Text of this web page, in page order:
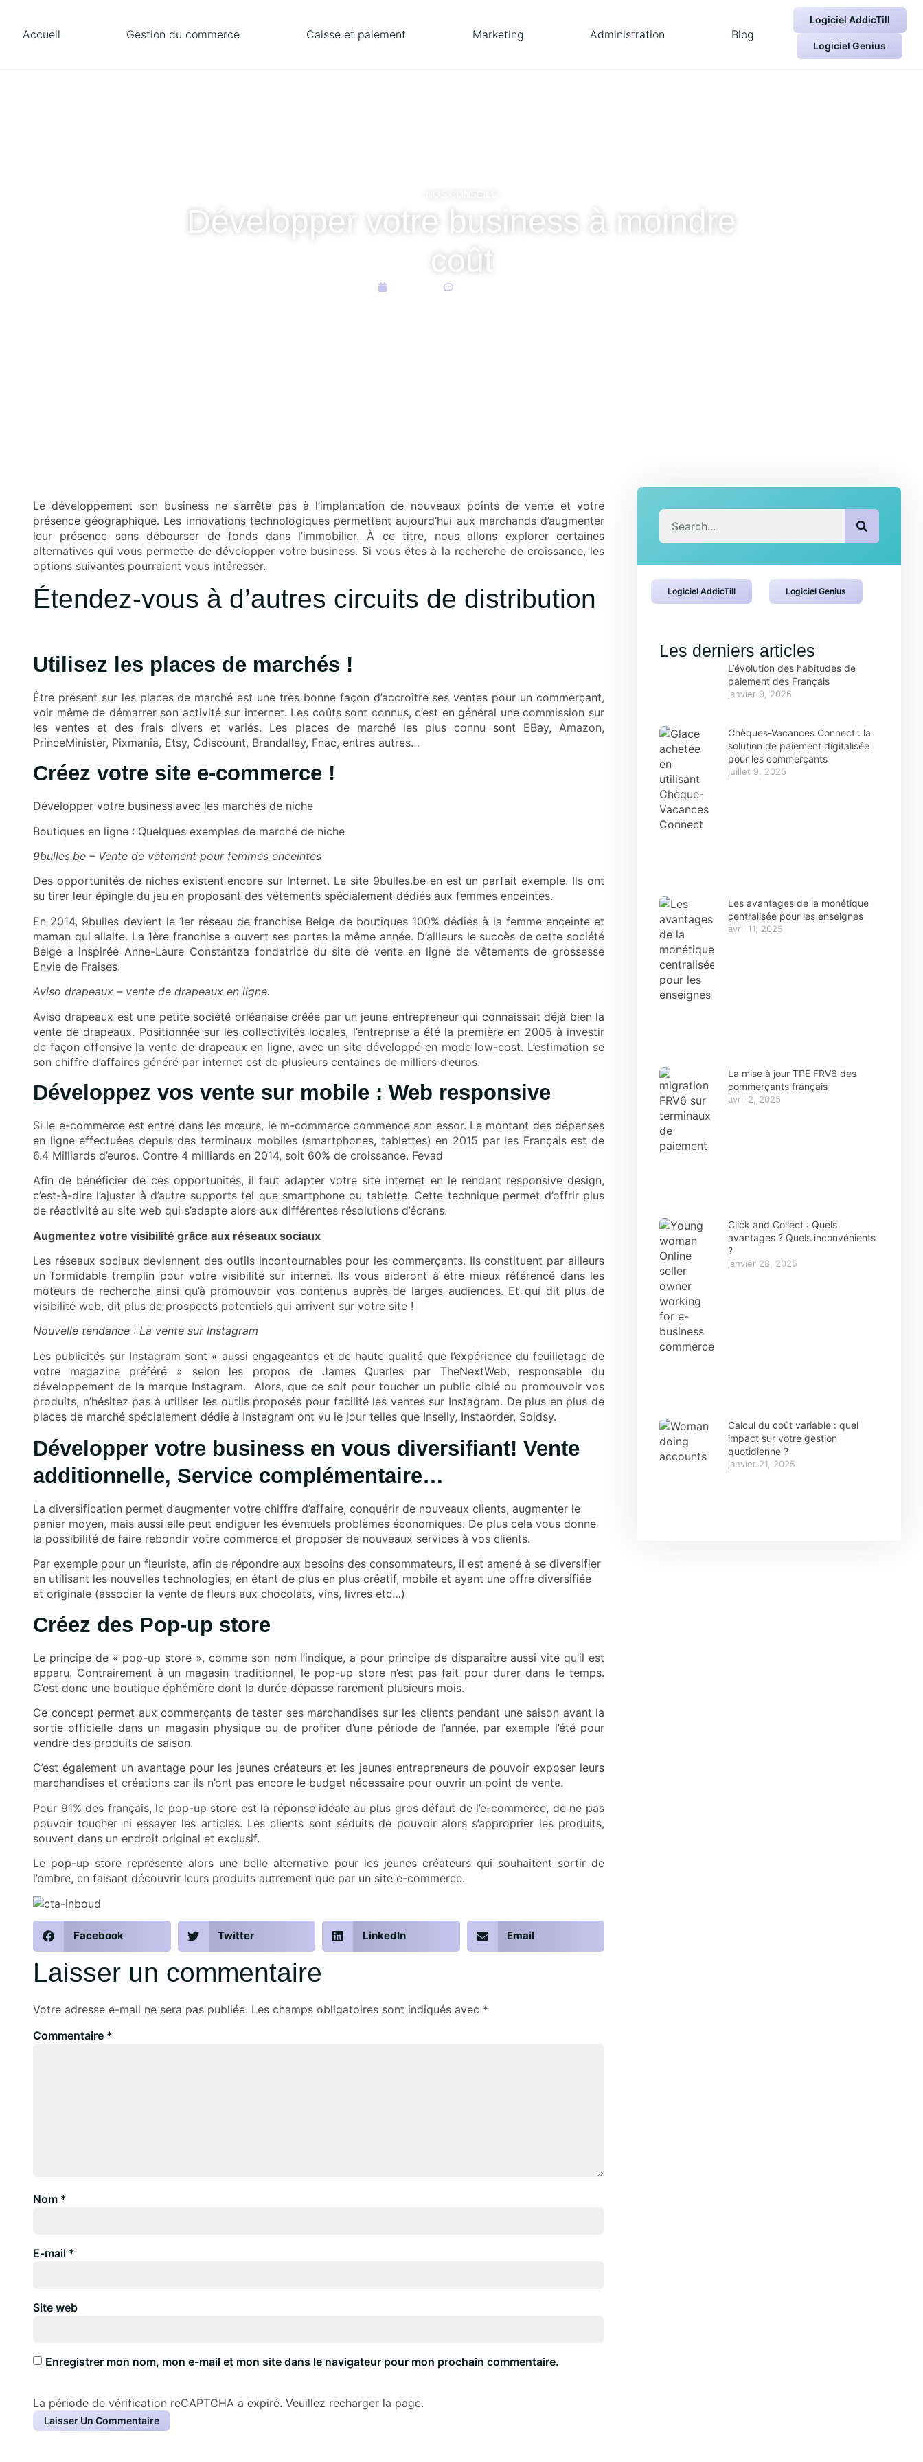
Accueil Gestion du commerce Caisse et paiement Marketing Administration Blog
Logiciel AddicTill
Logiciel Genius
Développer votre business à moindre
coût
Le développement son business ne s’arrête pas à l’implantation de nouveaux points de vente et votre
présence géographique. Les innovations technologiques permettent aujourd’hui aux marchands d’augmenter
leur présence sans débourser de fonds dans l’immobilier. À ce titre, nous allons explorer certaines
alternatives qui vous permette de développer votre business. Si vous êtes à la recherche de croissance, les
options suivantes pourraient vous intéresser.
Étendez-vous à d’autres circuits de distribution
Utilisez les places de marchés !
Être présent sur les places de marché est une très bonne façon d’accroître ses ventes pour un commerçant,
voir même de démarrer son activité sur internet. Les coûts sont connus, c’est en général une commission sur
les ventes et des frais divers et variés. Les places de marché les plus connu sont EBay, Amazon,
PrinceMinister, Pixmania, Etsy, Cdiscount, Brandalley, Fnac, entres autres…
Créez votre site e-commerce !
Développer votre business avec les marchés de niche
Boutiques en ligne : Quelques exemples de marché de niche
9bulles.be – Vente de vêtement pour femmes enceintes
Des opportunités de niches existent encore sur Internet. Le site 9bulles.be en est un parfait exemple. Ils ont
su tirer leur épingle du jeu en proposant des vêtements spécialement dédiés aux femmes enceintes.
En 2014, 9bulles devient le 1er réseau de franchise Belge de boutiques 100% dédiés à la femme enceinte et
maman qui allaite. La 1ère franchise a ouvert ses portes la même année. D’ailleurs le succès de cette société
Belge a inspirée Anne-Laure Constantza fondatrice du site de vente en ligne de vêtements de grossesse
Envie de Fraises.
Aviso drapeaux – vente de drapeaux en ligne.
Aviso drapeaux est une petite société orléanaise créée par un jeune entrepreneur qui connaissait déjà bien la
vente de drapeaux. Positionnée sur les collectivités locales, l’entreprise a été la première en 2005 à investir
de façon offensive la vente de drapeaux en ligne, avec un site développé en mode low-cost. L’estimation se
son chiffre d’affaires généré par internet est de plusieurs centaines de milliers d’euros.
Développez vos vente sur mobile : Web responsive
Si le e-commerce est entré dans les mœurs, le m-commerce commence son essor. Le montant des dépenses
en ligne effectuées depuis des terminaux mobiles (smartphones, tablettes) en 2015 par les Français est de
6.4 Milliards d’euros. Contre 4 milliards en 2014, soit 60% de croissance. Fevad
Afin de bénéficier de ces opportunités, il faut adapter votre site internet en le rendant responsive design,
c’est-à-dire l’ajuster à d’autre supports tel que smartphone ou tablette. Cette technique permet d’offrir plus
de réactivité au site web qui s’adapte alors aux différentes résolutions d’écrans.
Augmentez votre visibilité grâce aux réseaux sociaux
Les réseaux sociaux deviennent des outils incontournables pour les commerçants. Ils constituent par ailleurs
un formidable tremplin pour votre visibilité sur internet. Ils vous aideront à être mieux référencé dans les
moteurs de recherche ainsi qu’à promouvoir vos contenus auprès de larges audiences. Et qui dit plus de
visibilité web, dit plus de prospects potentiels qui arrivent sur votre site !
Nouvelle tendance : La vente sur Instagram
Les publicités sur Instagram sont « aussi engageantes et de haute qualité que l’expérience du feuilletage de
votre magazine préféré » selon les propos de James Quarles par TheNextWeb, responsable du
développement de la marque Instagram. Alors, que ce soit pour toucher un public ciblé ou promouvoir vos
produits, n’hésitez pas à utiliser les outils proposés pour facilité les ventes sur Instagram. De plus en plus de
places de marché spécialement dédie à Instagram ont vu le jour telles que Inselly, Instaorder, Soldsy.
Développer votre business en vous diversifiant! Vente
additionnelle, Service complémentaire…
La diversification permet d’augmenter votre chiffre d’affaire, conquérir de nouveaux clients, augmenter le
panier moyen, mais aussi elle peut endiguer les éventuels problèmes économiques. De plus cela vous donne
la possibilité de faire rebondir votre commerce et proposer de nouveaux services à vos clients.
Par exemple pour un fleuriste, afin de répondre aux besoins des consommateurs, il est amené à se diversifier
en utilisant les nouvelles technologies, en étant de plus en plus créatif, mobile et ayant une offre diversifiée
et originale (associer la vente de fleurs aux chocolats, vins, livres etc…)
Créez des Pop-up store
Le principe de « pop-up store », comme son nom l’indique, a pour principe de disparaître aussi vite qu’il est
apparu. Contrairement à un magasin traditionnel, le pop-up store n’est pas fait pour durer dans le temps.
C’est donc une boutique éphémère dont la durée dépasse rarement plusieurs mois.
Ce concept permet aux commerçants de tester ses marchandises sur les clients pendant une saison avant la
sortie officielle dans un magasin physique ou de profiter d’une période de l’année, par exemple l’été pour
vendre des produits de saison.
C’est également un avantage pour les jeunes créateurs et les jeunes entrepreneurs de pouvoir exposer leurs
marchandises et créations car ils n’ont pas encore le budget nécessaire pour ouvrir un point de vente.
Pour 91% des français, le pop-up store est la réponse idéale au plus gros défaut de l’e-commerce, de ne pas
pouvoir toucher ni essayer les articles. Les clients sont séduits de pouvoir alors s’approprier les produits,
souvent dans un endroit original et exclusif.
Le pop-up store représente alors une belle alternative pour les jeunes créateurs qui souhaitent sortir de
l’ombre, en faisant découvrir leurs produits autrement que par un site e-commerce.
Facebook Twitter LinkedIn Email
Laisser un commentaire
Votre adresse e-mail ne sera pas publiée. Les champs obligatoires sont indiqués avec *
Commentaire *
Nom *
E-mail *
Site web
Enregistrer mon nom, mon e-mail et mon site dans le navigateur pour mon prochain commentaire.
La période de vérification reCAPTCHA a expiré. Veuillez recharger la page.
Logiciel AddicTill Logiciel Genius
Les derniers articles
L’évolution des habitudes de
paiement des Français
janvier 9, 2026
Chèques-Vacances Connect : la
solution de paiement digitalisée
pour les commerçants
juillet 9, 2025
Les avantages de la monétique
centralisée pour les enseignes
avril 11, 2025
La mise à jour TPE FRV6 des
commerçants français
avril 2, 2025
Click and Collect : Quels
avantages ? Quels inconvénients
?
janvier 28, 2025
Calcul du coût variable : quel
impact sur votre gestion
quotidienne ?
janvier 21, 2025